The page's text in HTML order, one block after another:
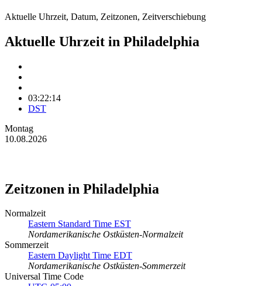
Aktuelle Uhrzeit, Datum, Zeitzonen, Zeitverschiebung
Aktuelle Uhrzeit in Philadelphia
03:22:14
DST
Montag
10.08.2026
Zeitzonen in Philadelphia
Normalzeit
Eastern Standard Time EST
Nordamerikanische Ostküsten-Normalzeit
Sommerzeit
Eastern Daylight Time EDT
Nordamerikanische Ostküsten-Sommerzeit
Universal Time Code